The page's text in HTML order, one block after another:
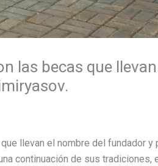
las becas que
llevan el nombre del fundador y
continuación de sus tradiciones,